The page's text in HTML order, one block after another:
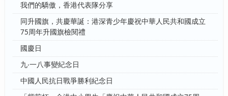
我們的驕傲，香港代表隊分享
同升國旗，共慶華誕：港深青少年慶祝中華人民共和國成立
75周年升國旗檢閱禮
國慶日
九‧一八事變紀念日
中國人民抗日戰爭勝利紀念日